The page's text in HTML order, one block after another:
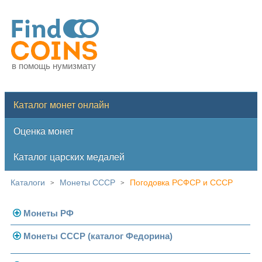
в помощь нумизмату
Каталог монет онлайн
Оценка монет
Каталог царских медалей
Каталоги > Монеты СССР > Погодовка РСФСР и СССР
Монеты РФ
Современная Россия
Монеты СССР (каталог Федорина)